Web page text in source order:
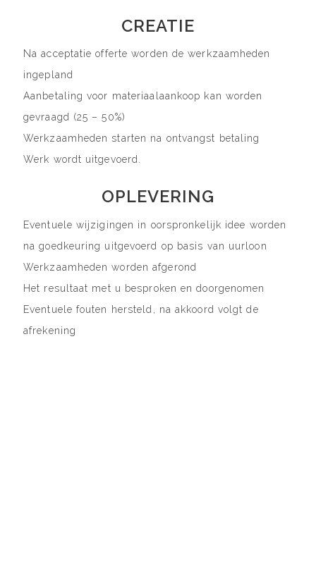
CREATIE
Na acceptatie offerte worden de werkzaamheden
ingepland
Aanbetaling voor materiaalaankoop kan worden
gevraagd (25 – 50%)
Werkzaamheden starten na ontvangst betaling
Werk wordt uitgevoerd.
OPLEVERING
Eventuele wijzigingen in oorspronkelijk idee worden
na goedkeuring uitgevoerd op basis van uurloon
Werkzaamheden worden afgerond
Het resultaat met u besproken en doorgenomen
Eventuele fouten hersteld, na akkoord volgt de
afrekening